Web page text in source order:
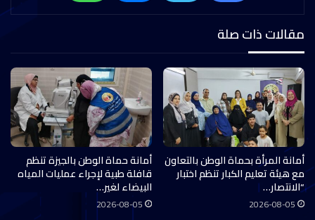
مقالات ذات صلة
أمانة المرأة بحماة الوطن بالتعاون
مع هيئة تعليم الكبار تنظم اختبار
“الانتصار…
2026-08-05
أمانة حماة الوطن بالجيزة تنظم
قافلة طبية لإجراء عمليات المياه
البيضاء لغير…
2026-08-05